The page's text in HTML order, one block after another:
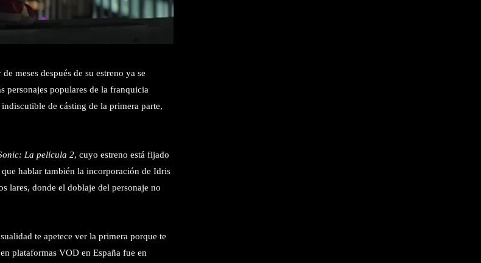
meses después de su estreno ya se
personajes populares de la franquicia
de cásting de la primera parte,
La película 2, cuyo estreno está fijado
hablar también la incorporación de Idris
lares, donde el doblaje del personaje no
te apetece ver la primera porque te
plataformas VOD en España fue en